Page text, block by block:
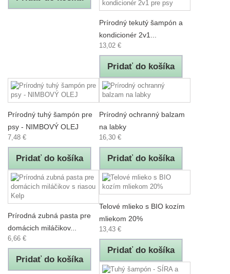
Prírodný tekutý šampón a
kondicionér 2v1...
13,02 €
Pridať do košíka
Prírodný tuhý šampón pre
psy - NIMBOVÝ OLEJ
7,48 €
Pridať do košíka
Prírodný ochranný balzam
na labky
16,30 €
Pridať do košíka
Prírodná zubná pasta pre
domácich miláčikov...
6,66 €
Pridať do košíka
Telové mlieko s BIO kozím
mliekom 20%
13,43 €
Pridať do košíka